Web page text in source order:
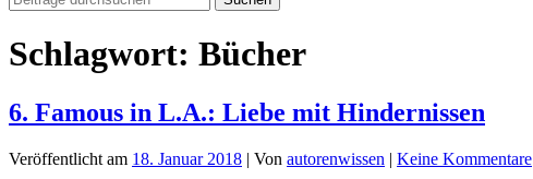
nach:
Schlagwort: Bücher
6. Famous in L.A.: Liebe mit Hindernissen
Veröffentlicht am 18. Januar 2018 | Von autorenwissen | Keine Kommentare